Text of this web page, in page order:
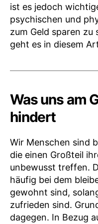
ist es jedoch
psychischen und
zum Geld sparen zu
geht es in diesem
Was uns am
hindert
Wir Menschen sind
die einen Großteil
unbewusst treffen.
häufig bei dem
gewohnt sind,
zufrieden sind.
dagegen. In Bezug